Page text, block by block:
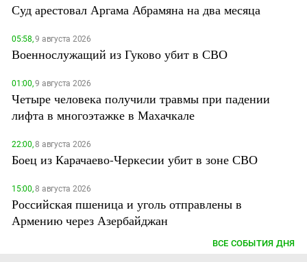
Суд арестовал Аргама Абрамяна на два месяца
05:58,9 августа 2026
Военнослужащий из Гуково убит в СВО
01:00,9 августа 2026
Четыре человека получили травмы при падении
лифта в многоэтажке в Махачкале
22:00,8 августа 2026
Боец из Карачаево-Черкесии убит в зоне СВО
15:00,8 августа 2026
Российская пшеница и уголь отправлены в
Армению через Азербайджан
ВСЕ СОБЫТИЯ ДНЯ